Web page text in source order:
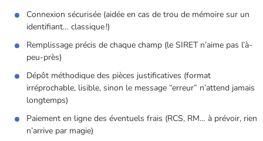
Connexion sécurisée (aidée en cas de trou de mémoire sur un
identifiant… classique !)
Remplissage précis de chaque champ (le SIRET n’aime pas l’à-
peu-près)
Dépôt méthodique des pièces justificatives (format
irréprochable, lisible, sinon le message “erreur” n’attend jamais
longtemps)
Paiement en ligne des éventuels frais (RCS, RM… à prévoir, rien
n’arrive par magie)